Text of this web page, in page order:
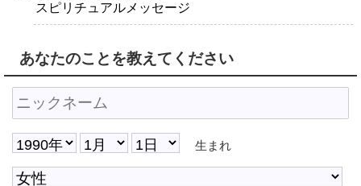
スピリチュアルメッセージ
あなたのことを教えてください
生まれ